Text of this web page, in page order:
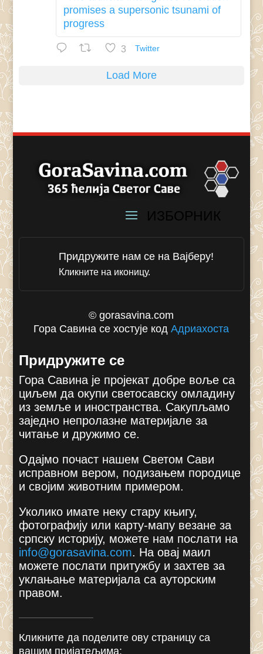
promises a supersonic tsunami of
progress
3 Twitter
Load More
Придружите нам се на Вајберу!
Кликните на иконицу.
© gorasavina.com
Гора Савина се хостује кодАдриахоста
Придружите се
Гора Савина је пројекат добре воље са
циљем да окупи светосавску омладину
из земље и иностранства. Сакупљамо
заједно непролазне материјале за
читање и дружимо се.
Одајмо почаст нашем Светом Сави
исправном вером, подизањем породице
и својим животним примером.
Уколико имате неку стару књигу,
фотографију или карту-мапу везане за
српску историју, можете нам послати на
info@gorasavina.com. На овај маил
можете послати притужбу и захтев за
уклањање материјала са ауторским
правом.
Кликните да поделите ову страницу са
вашим пријатељима: